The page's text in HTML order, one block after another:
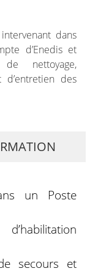
dans
d’Enedis et
nettoyage,
d’entretien des
un Poste
secours et